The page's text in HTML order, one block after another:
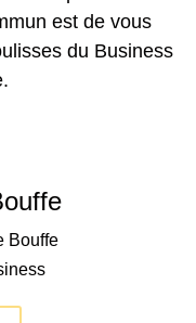
est de vous
du Business
Bouffe